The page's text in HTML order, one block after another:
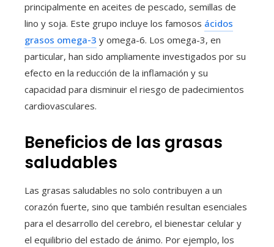
principalmente en aceites de pescado, semillas de
lino y soja. Este grupo incluye los famosos ácidos
grasos omega-3 y omega-6. Los omega-3, en
particular, han sido ampliamente investigados por su
efecto en la reducción de la inflamación y su
capacidad para disminuir el riesgo de padecimientos
cardiovasculares.
Beneficios de las grasas
saludables
Las grasas saludables no solo contribuyen a un
corazón fuerte, sino que también resultan esenciales
para el desarrollo del cerebro, el bienestar celular y
el equilibrio del estado de ánimo. Por ejemplo, los